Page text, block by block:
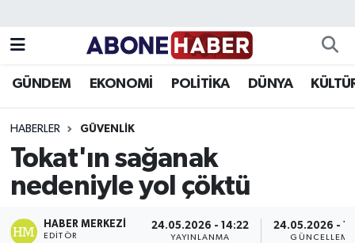
GÜNDEM EKONOMİ POLİTİKA DÜNYA
HABERLER GÜVENLIK
Tokat'ın sağanak
nedeniyle yol çöktü
HABER MERKEZI
EDITÖR
24.05.2026 - 14:22
YAYINLANMA
24.05.2026 -
GÜNCELLEME
Asayiş
Bilim ve Teknoloji
Süper Lig Puan Durumu ve Fikstür
Tüm Manşetler